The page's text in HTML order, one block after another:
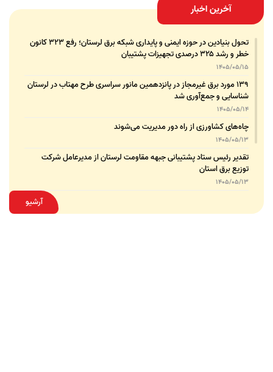
آخرین اخبار
تحول بنیادین در حوزه ایمنی و پایداری شبکه برق لرستان؛ رفع ۳۲۳ کانون
خطر و رشد ۳۲۵ درصدی تجهیزات پشتیبان
1405/05/15
۱۳۹ مورد برق غیرمجاز در پانزدهمین مانور سراسری طرح مهتاب در لرستان
شناسایی و جمع‌آوری شد
1405/05/14
چاه‌های کشاورزی از راه دور مدیریت می‌شوند
1405/05/13
تقدیر رئیس ستاد پشتیبانی جبهه مقاومت لرستان از مدیرعامل شرکت
توزیع برق استان
1405/05/13
قدردانی مسئول عتبات عالیات وزارت نیرو از مدیرعامل شرکت توزیع نیروی
برق استان لرستان
آرشیو